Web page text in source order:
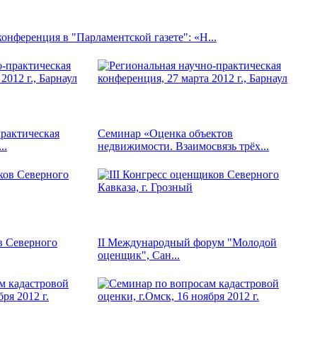
в "Парламентской газете": «Н...
Семинар «Оценка объектов
недвижимости. Взаимосвязь трёх...
Северного
II Международный форум "Молодой
оценщик", Сан...